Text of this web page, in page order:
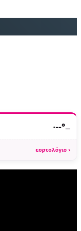
·--°—
εορτολόγιο ›